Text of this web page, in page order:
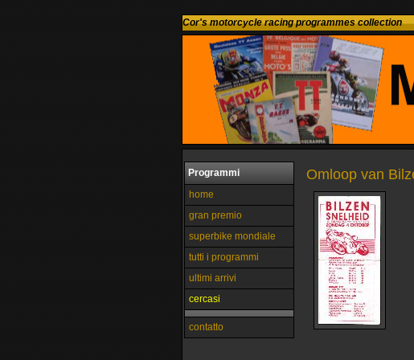
Cor's motorcycle racing programmes collection
Programmi
home
gran premio
superbike mondiale
tutti i programmi
ultimi arrivi
cercasi
contatto
Omloop van